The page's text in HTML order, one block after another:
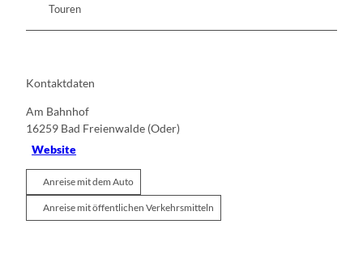
Touren
Kontaktdaten
Am Bahnhof
16259 Bad Freienwalde (Oder)
Website
Anreise mit dem Auto
Anreise mit öffentlichen Verkehrsmitteln